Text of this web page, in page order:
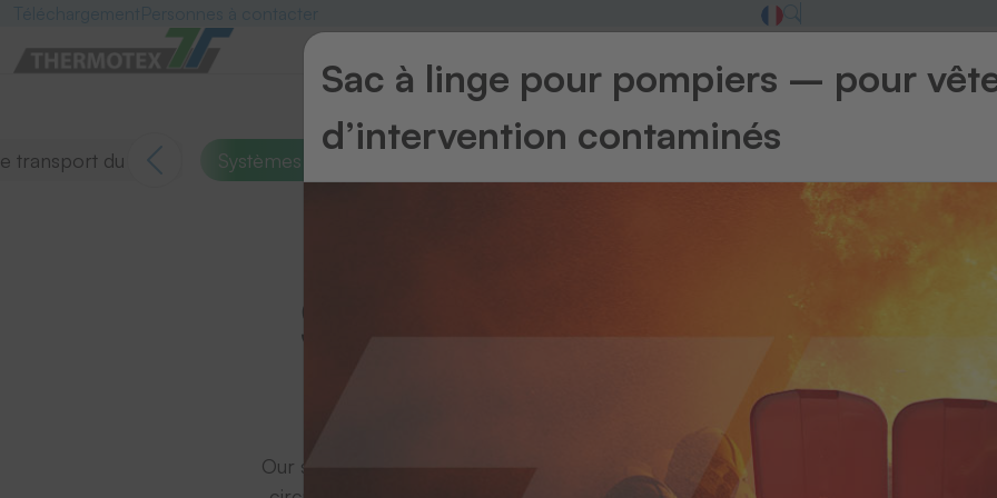
transport du linge Systèmes de scanner / codes barres
Systèmes de scanner
barres
Our scanner / barcode systems offer effective solutions for optimal and reliable
Sac à linge pour pompiers – pour
d’intervention contaminés